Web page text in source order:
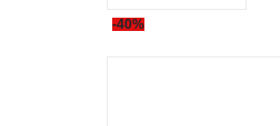
-40%